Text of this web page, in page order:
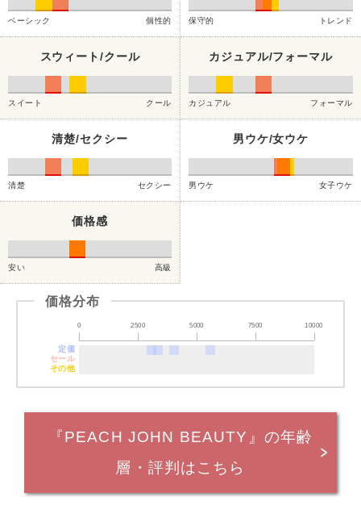
ベーシック 個性的 保守的 トレンド
スウィート/クール
スイート クール
カジュアル/フォーマル
カジュアル フォーマル
清楚/セクシー
清楚 セクシー
男ウケ/女ウケ
男ウケ 女子ウケ
価格感
安い 高級
価格分布
0 2500 5000 7500 10000
定価
セール
その他
『PEACH JOHN BEAUTY』の年齢
層・評判はこちら